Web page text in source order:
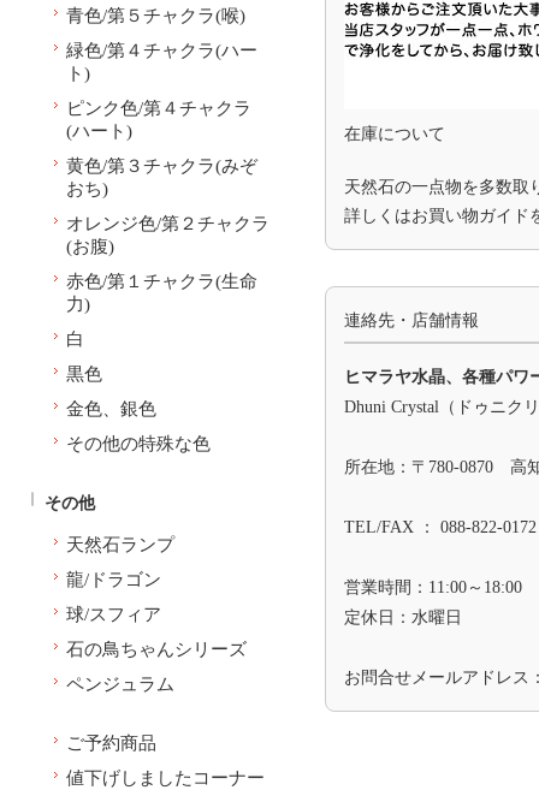
在庫について
天然石の一点物を多数取
詳しくはお買い物ガイド
連絡先・店舗情報
ヒマラヤ水晶、各種パ
Dhuni Crystal（ドゥニク
所在地：〒780-0870 高
TEL/FAX ： 088-822-0172
営業時間：11:00～18:00
定休日：水曜日
お問合せメールアドレス
青色/第５チャクラ(喉)
緑色/第４チャクラ(ハー
ト)
ピンク色/第４チャクラ
(ハート)
黄色/第３チャクラ(みぞ
おち)
オレンジ色/第２チャクラ
(お腹)
赤色/第１チャクラ(生命
力)
白
黒色
金色、銀色
その他の特殊な色
その他
天然石ランプ
龍/ドラゴン
球/スフィア
石の鳥ちゃんシリーズ
ペンジュラム
ご予約商品
値下げしましたコーナー